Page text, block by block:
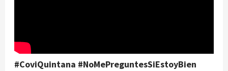
#CoviQuintana #NoMePreguntesSiEstoyBien